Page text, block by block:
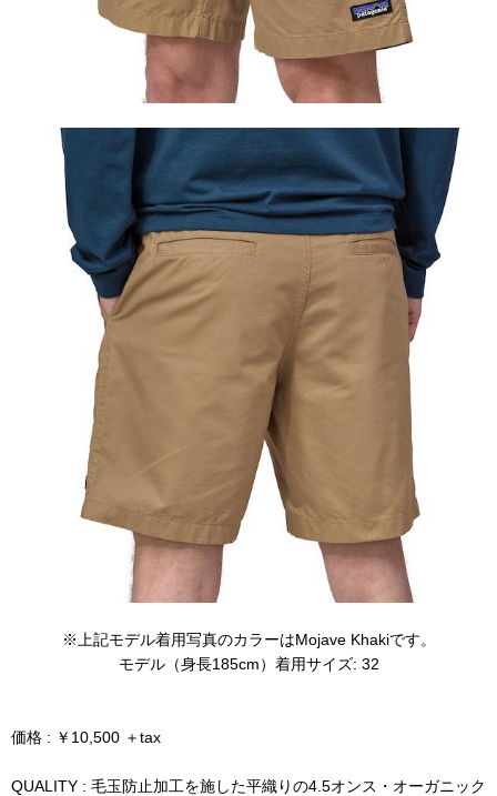
※上記モデル着用写真のカラーはMojave Khakiです。
モデル（身長185cm）着用サイズ: 32
価格 : ￥10,500 ＋tax
QUALITY : 毛玉防止加工を施した平織りの4.5オンス・オーガニック